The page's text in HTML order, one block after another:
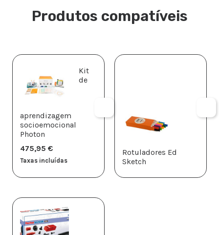
Produtos compatíveis
Kit
de
aprendizagem
socioemocional
Photon
475,95 €
Taxas incluídas
Rotuladores Ed
Sketch